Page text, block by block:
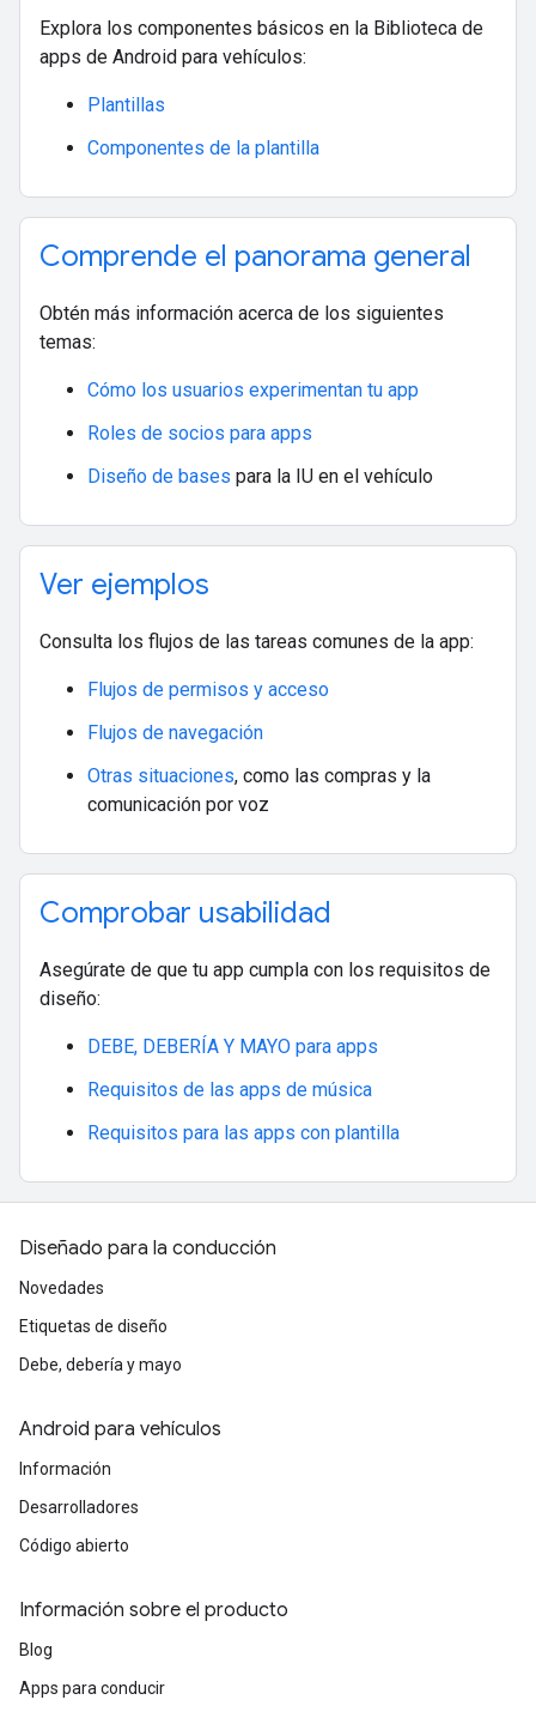
Explora los componentes básicos en la Biblioteca de
apps de Android para vehículos:
Plantillas
Componentes de la plantilla
Comprende el panorama general
Obtén más información acerca de los siguientes
temas:
Cómo los usuarios experimentan tu app
Roles de socios para apps
Diseño de bases para la IU en el vehículo
Ver ejemplos
Consulta los flujos de las tareas comunes de la app:
Flujos de permisos y acceso
Flujos de navegación
Otras situaciones, como las compras y la
comunicación por voz
Comprobar usabilidad
Asegúrate de que tu app cumpla con los requisitos de
diseño:
DEBE, DEBERÍA Y MAYO para apps
Requisitos de las apps de música
Requisitos para las apps con plantilla
Diseñado para la conducción
Novedades
Etiquetas de diseño
Debe, debería y mayo
Android para vehículos
Información
Desarrolladores
Código abierto
Información sobre el producto
Blog
Apps para conducir